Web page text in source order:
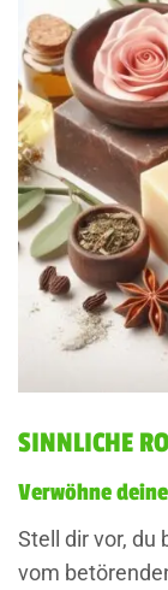
SINNLICHE
Verwöhne
Stell dir vor, du
vom